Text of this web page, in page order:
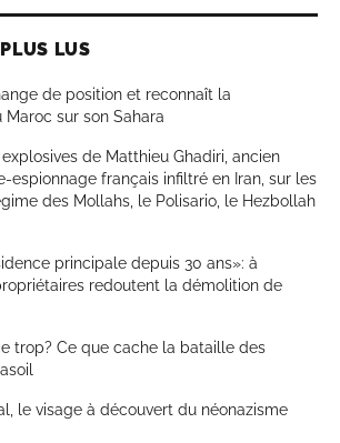
LUS
de position et reconnaît la
sur son Sahara
explosives de Matthieu Ghadiri, ancien
espionnage français infiltré en Iran, sur les
des Mollahs, le Polisario, le Hezbollah
principale depuis 30 ans»: à
redoutent la démolition de
trop? Ce que cache la bataille des
le visage à découvert du néonazisme